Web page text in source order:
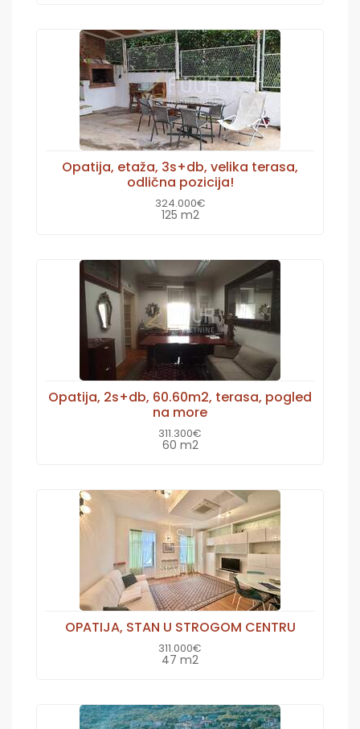
Opatija, etaža, 3s+db, velika terasa,
odlična pozicija!
324.000€
125 m2
Opatija, 2s+db, 60.60m2, terasa, pogled
na more
311.300€
60 m2
OPATIJA, STAN U STROGOM CENTRU
311.000€
47 m2